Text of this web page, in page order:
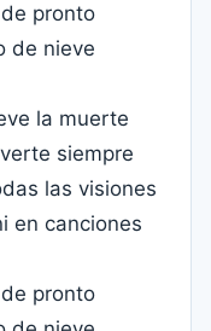
pronto
de nieve
la muerte
siempre
las visiones
en canciones
pronto